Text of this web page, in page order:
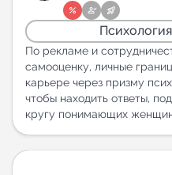
Каталог ботов
Горящие
Индекс
New
Аналитика MAX
По рекламе и
самооценку, личные
карьере через призму
чтобы находить ответы,
кругу понимающих